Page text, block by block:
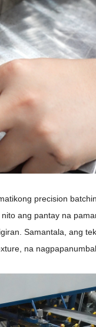
precision
ang pantay na
Samantala, ang
na